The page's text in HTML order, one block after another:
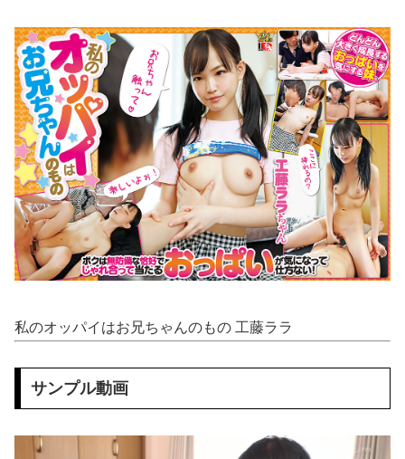
私が掃除機をかけていた。無職の彼が床で寝ていた → 外では生きていけないダメ男はこちらです…
【二次エ□】 褐色肌美人まとめ、健康美が最高すぎるH画像ｗ
【ホリミヤ】 吉川由紀ちゃんとハメ撮りえ●ち♥
七咲逢と援交生ハメ交渉♥️????♥️????♥️
ストーカーに狙われた女子高生が悲惨…絶対に避けられない中出しレ●プGIF画像
【画像】 パン線透けまくってるOLの尻ｗｗｗｗｗｗ
【日向坂46】 公式からの注意喚起、ヤフートップに掲載される
私のオッパイはお兄ちゃんのもの 工藤ララ
サンプル動画